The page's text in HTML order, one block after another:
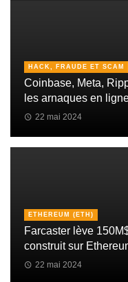
HACK, FRAUDE ET SCAM
Coinbase, Meta,
les arnaques en
22 mai 2024
ETHEREUM (ETH)
Farcaster lève
construit sur
22 mai 2024